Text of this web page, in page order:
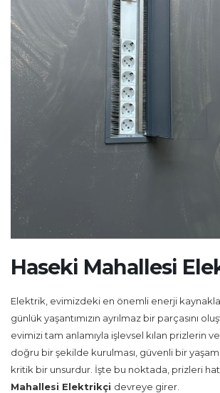
Haseki Mahallesi
Elektrik, evimizdeki en önemli enerji
günlük yaşantımızın ayrılmaz bir parçasını
evimizi tam anlamıyla işlevsel kılan prizlerin
doğru bir şekilde kurulması, güvenli bir
kritik bir unsurdur. İşte bu noktada, prizleri
Mahallesi Elektrikçi devreye girer.